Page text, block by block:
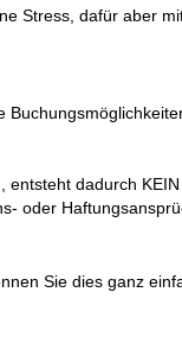
Stress, dafür aber
dadurch
oder
Sie dies ganz